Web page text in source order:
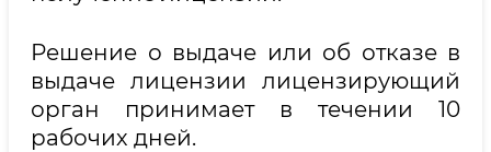
Решение о выдаче или об отказе в
выдаче лицензии лицензирующий
орган принимает в течении 10
рабочих дней.